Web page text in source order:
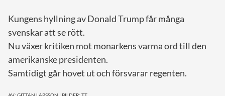
Kungens hyllning av Donald Trump får många
svenskar att se rött.
Nu växer kritiken mot monarkens varma ord till den
amerikanske presidenten.
Samtidigt går hovet ut och försvarar regenten.
AV: GITTAN LARSSON | BILDER: TT